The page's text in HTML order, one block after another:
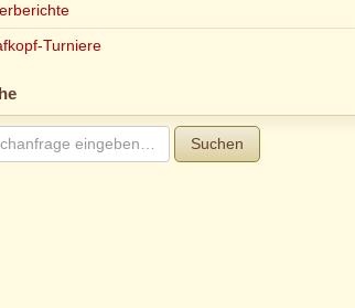
Turniere
Suchen